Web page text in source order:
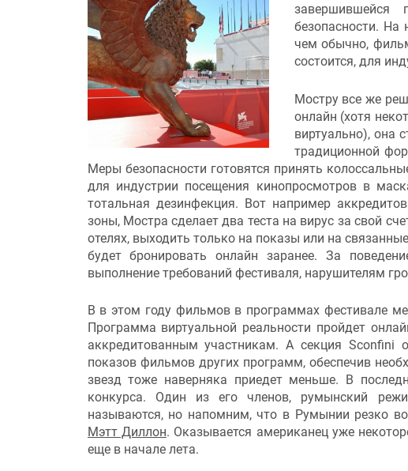
завершившейся
безопасности. На
чем обычно,
состоится, для
Мостру все же
онлайн (хотя
виртуально), она
традиционной
Меры безопасности готовятся принять
для индустрии посещения кинопросмотров в
тотальная дезинфекция. Вот например
зоны, Мостра сделает два теста на вирус за свой
отелях, выходить только на показы или на
будет бронировать онлайн заранее. За
выполнение требований фестиваля, нарушителям
В в этом году фильмов в программах фестивале
Программа виртуальной реальности пройдет
аккредитованным участникам. А секция Sconfini
показов фильмов других программ, обеспечив
звезд тоже наверняка приедет меньше. В
конкурса. Один из его членов, румынский
называются, но напомним, что в Румынии резко
Мэтт Диллон. Оказывается американец уже
еще в начале лета.